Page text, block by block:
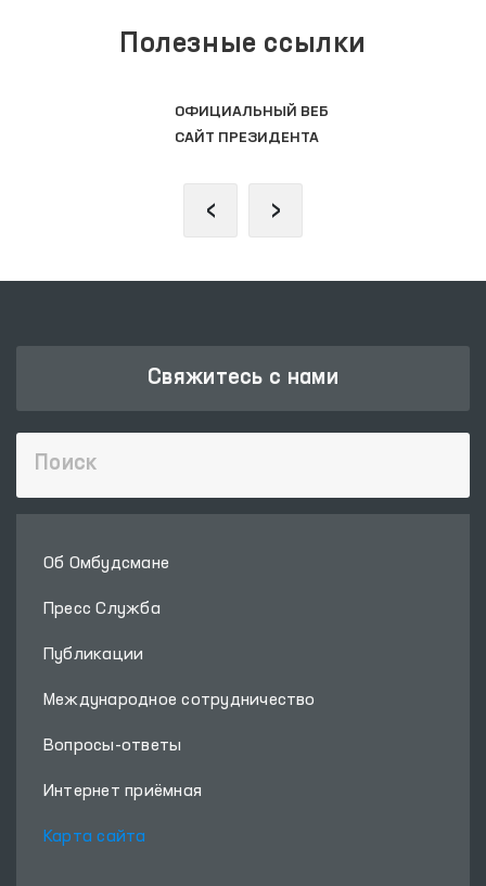
Полезные ссылки
ОФИЦИАЛЬНЫЙ ВЕБ
САЙТ ПРЕЗИДЕНТА
‹ ›
Свяжитесь с нами
Об Омбудсмане
Пресс Служба
Публикации
Международное сотрудничество
Вопросы-ответы
Интернет приёмная
Карта сайта